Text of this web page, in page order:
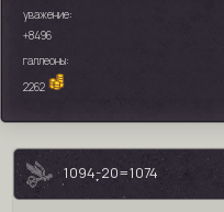
уважение:
+8496
галлеоны:
2262
1094-20=1074